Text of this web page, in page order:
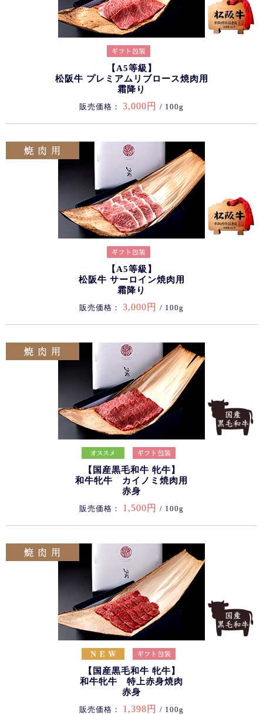
【A5等級】
松阪牛 プレミアムリブロース焼肉用
霜降り
販売価格： 3,000円 / 100g
【A5等級】
松阪牛 サーロイン焼肉用
霜降り
販売価格： 3,000円 / 100g
【国産黒毛和牛 牝牛】
和牛牝牛 カイノミ焼肉用
赤身
販売価格： 1,500円 / 100g
【国産黒毛和牛 牝牛】
和牛牝牛 特上赤身焼肉
赤身
販売価格： 1,398円 / 100g